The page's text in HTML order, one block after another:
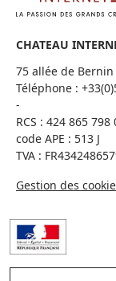
CHATEAU
75 allée de Bernin
Téléphone :
-
RCS : 424 865 798
code APE : 513 J
TVA :
Gestion des